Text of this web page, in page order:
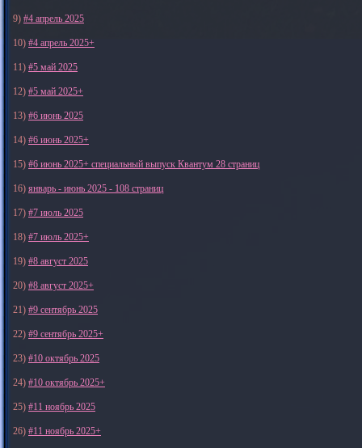
9) #4 апрель 2025
10) #4 апрель 2025+
11) #5 май 2025
12) #5 май 2025+
13) #6 июнь 2025
14) #6 июнь 2025+
15) #6 июнь 2025+ специальный выпуск Квантум 28 страниц
16) январь - июнь 2025 - 108 страниц
17) #7 июль 2025
18) #7 июль 2025+
19) #8 август 2025
20) #8 август 2025+
21) #9 сентябрь 2025
22) #9 сентябрь 2025+
23) #10 октябрь 2025
24) #10 октябрь 2025+
25) #11 ноябрь 2025
26) #11 ноябрь 2025+